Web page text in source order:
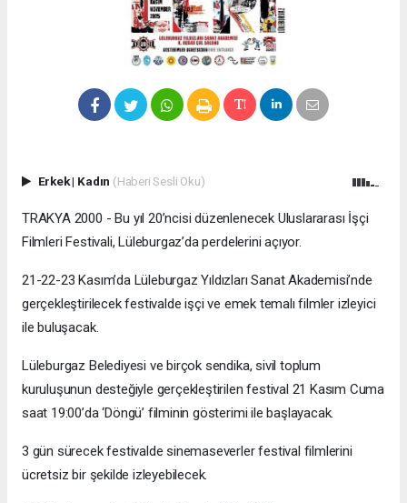
Erkek| Kadın (Haberi Sesli Oku)
TRAKYA 2000 - Bu yıl 20’ncisi düzenlenecek Uluslararası İşçi
Filmleri Festivali, Lüleburgaz’da perdelerini açıyor.
21-22-23 Kasım’da Lüleburgaz Yıldızları Sanat Akademisi’nde
gerçekleştirilecek festivalde işçi ve emek temalı filmler izleyici
ile buluşacak.
Lüleburgaz Belediyesi ve birçok sendika, sivil toplum
kuruluşunun desteğiyle gerçekleştirilen festival 21 Kasım Cuma
saat 19:00’da ‘Döngü’ filminin gösterimi ile başlayacak.
3 gün sürecek festivalde sinemaseverler festival filmlerini
ücretsiz bir şekilde izleyebilecek.